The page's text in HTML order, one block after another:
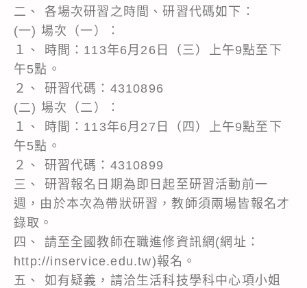
二、 各場次研習之時間、研習代碼如下：
(一) 場次（一）：
１、 時間：113年6月26日（三）上午9點至下
午5點。
２、 研習代碼：4310896
(二) 場次（二）：
１、 時間：113年6月27日（四）上午9點至下
午5點。
２、 研習代碼：4310899
三、 研習報名日期為即日起至研習活動前一
週，由於本次為帶狀研習，教師須兩場皆報名才
錄取。
四、 請至全國教師在職進修資訊網(網址：
http://inservice.edu.tw)報名。
五、 如有疑義，請洽生活科技學科中心項小姐